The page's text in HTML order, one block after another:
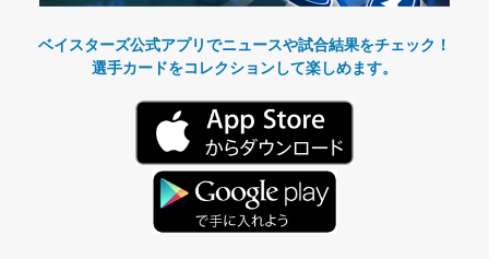
ベイスターズ公式アプリでニュースや試合結果をチェック！
選手カードをコレクションして楽しめます。